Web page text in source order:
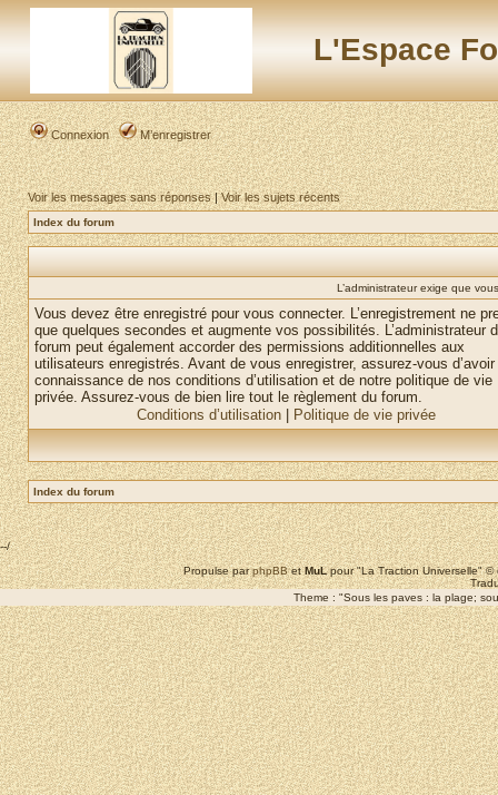
L'Espace
Connexion M’enregistrer
Voir les messages sans réponses|Voir les sujets récents
Index du forum
L’administrateur exige que
Vous devez être enregistré pour vous connecter. L’enregistrement ne
que quelques secondes et augmente vos possibilités. L’administrateur
forum peut également accorder des permissions additionnelles aux
utilisateurs enregistrés. Avant de vous enregistrer, assurez-vous
connaissance de nos conditions d’utilisation et de notre politique de vie
privée. Assurez-vous de bien lire tout le règlement du forum.
Conditions d’utilisation
Politique de vie privée
Index du forum
--/
Propulse parphpBBetMuLpour "La Traction Universelle"
Theme : "Sous les paves : la plage;